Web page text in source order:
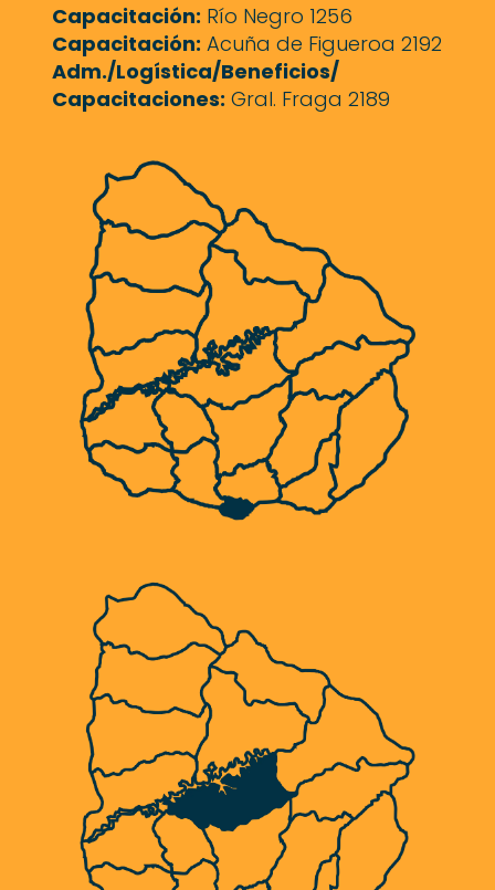
Capacitación: Río Negro 1256
Capacitación: Acuña de Figueroa 2192
Adm./Logística/Beneficios/
Capacitaciones: Gral. Fraga 2189